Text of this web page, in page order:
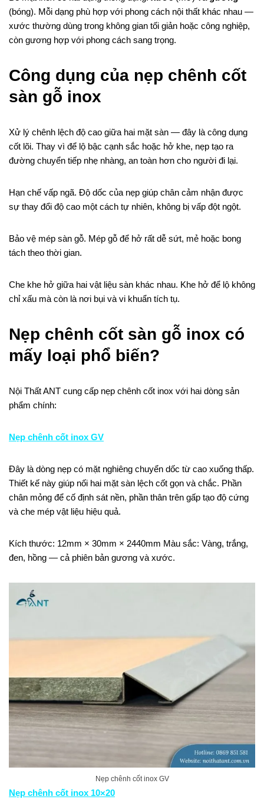
(bóng). Mỗi dạng phù hợp với phong cách nội thất khác nhau —
xước thường dùng trong không gian tối giản hoặc công nghiệp,
còn gương hợp với phong cách sang trọng.
Công dụng của nẹp chênh cốt
sàn gỗ inox
Xử lý chênh lệch độ cao giữa hai mặt sàn — đây là công dụng
cốt lõi. Thay vì để lộ bậc cạnh sắc hoặc hở khe, nẹp tạo ra
đường chuyển tiếp nhẹ nhàng, an toàn hơn cho người đi lại.
Hạn chế vấp ngã. Độ dốc của nẹp giúp chân cảm nhận được
sự thay đổi độ cao một cách tự nhiên, không bị vấp đột ngột.
Bảo vệ mép sàn gỗ. Mép gỗ để hở rất dễ sứt, mẻ hoặc bong
tách theo thời gian.
Che khe hở giữa hai vật liệu sàn khác nhau. Khe hở để lộ không
chỉ xấu mà còn là nơi bụi và vi khuẩn tích tụ.
Nẹp chênh cốt sàn gỗ inox có
mấy loại phổ biến?
Nội Thất ANT cung cấp nẹp chênh cốt inox với hai dòng sản
phẩm chính:
Nẹp chênh cốt inox GV
Đây là dòng nẹp có mặt nghiêng chuyển dốc từ cao xuống thấp.
Thiết kế này giúp nối hai mặt sàn lệch cốt gọn và chắc. Phần
chân mỏng để cố định sát nền, phần thân trên gấp tạo độ cứng
và che mép vật liệu hiệu quả.
Kích thước: 12mm × 30mm × 2440mm Màu sắc: Vàng, trắng,
đen, hồng — cả phiên bản gương và xước.
Nẹp chênh cốt inox GV
Nẹp chênh cốt inox 10×20